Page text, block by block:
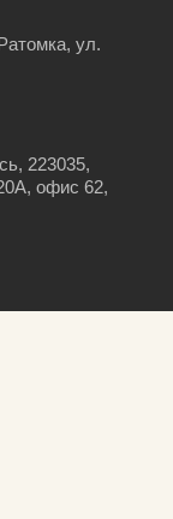
ул.
223035,
офис 62,